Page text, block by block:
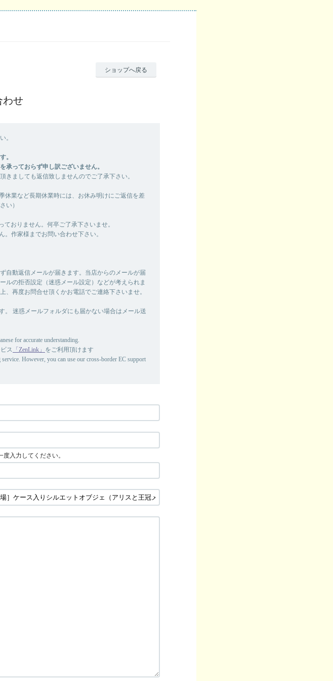
ショップへ戻る
わせ
。
。
承っておらず申し訳ございません。
きましても返信致しませんのでご了承下さい。
休業など長期休業時には、お休み明けにご返信を差
い）
おりません。何卒ご了承下さいませ。
作家様までお問い合わせ下さい。
自動返信メールが届きます。当店からのメールが届
ルの拒否設定（迷惑メール設定）などが考えられま
再度お問合せ頂くかお電話でご連絡下さいませ。
迷惑メールフォルダにも届かない場合はメール送
for accurate understanding.
ス 「ZenLink」 をご利用頂けます
However, you can use our cross-border EC support
入力してください。